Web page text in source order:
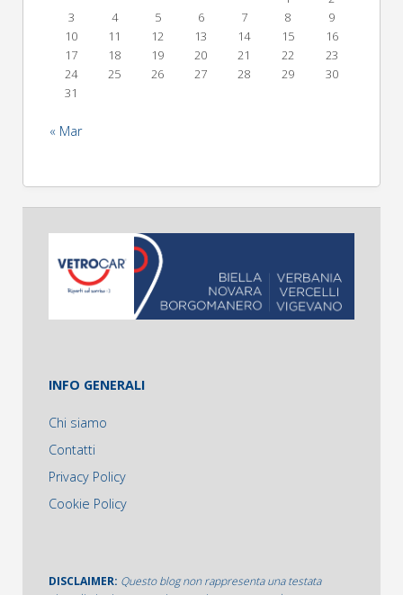
3
4 5 6 7 8
9
10
11 12 13 14 15
16
17
18 19 20 21 22
23
24
25 26 27 28 29
30
31
« Mar
INFO GENERALI
Chi siamo
Contatti
Privacy Policy
Cookie Policy
DISCLAIMER: Questo blog non rappresenta una testata